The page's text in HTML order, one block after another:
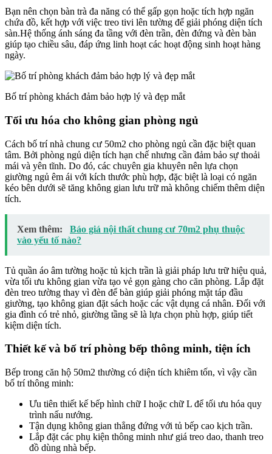
Bạn nên chọn bàn trà đa năng có thể gấp gọn hoặc tích hợp ngăn
chứa đồ, kết hợp với việc treo tivi lên tường để giải phóng diện tích
sàn.Hệ thống ánh sáng đa tầng với đèn trần, đèn đứng và đèn bàn
giúp tạo chiều sâu, đáp ứng linh hoạt các hoạt động sinh hoạt hàng
ngày.
Bố trí phòng khách đảm bảo hợp lý và đẹp mắt
Tối ưu hóa cho không gian phòng ngủ
Cách bố trí nhà chung cư 50m2 cho phòng ngủ cần đặc biệt quan
tâm. Bởi phòng ngủ diện tích hạn chế nhưng cần đảm bảo sự thoải
mái và yên tĩnh. Do đó, các chuyên gia khuyên nên lựa chọn
giường ngủ êm ái với kích thước phù hợp, đặc biệt là loại có ngăn
kéo bên dưới sẽ tăng không gian lưu trữ mà không chiếm thêm diện
tích.
Xem thêm:
Báo giá nội thất chung cư 70m2 phụ thuộc
vào yếu tố nào?
Tủ quần áo âm tường hoặc tủ kịch trần là giải pháp lưu trữ hiệu quả,
vừa tối ưu không gian vừa tạo vẻ gọn gàng cho căn phòng. Lắp đặt
đèn treo tường thay vì đèn để bàn giúp giải phóng mặt táp đầu
giường, tạo không gian đặt sách hoặc các vật dụng cá nhân. Đối với
gia đình có trẻ nhỏ, giường tầng sẽ là lựa chọn phù hợp, giúp tiết
kiệm diện tích.
Thiết kế và bố trí phòng bếp thông minh, tiện ích
Bếp trong căn hộ 50m2 thường có diện tích khiêm tốn, vì vậy cần
bố trí thông minh:
Ưu tiên thiết kế bếp hình chữ I hoặc chữ L để tối ưu hóa quy
trình nấu nướng.
Tận dụng không gian thẳng đứng với tủ bếp cao kịch trần.
Lắp đặt các phụ kiện thông minh như giá treo dao, thanh treo
đồ dùng nhà bếp.